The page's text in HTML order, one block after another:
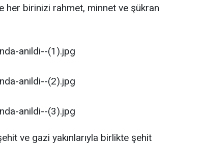
her birinizi rahmet, minnet ve şükran
ve gazi yakınlarıyla birlikte şehit